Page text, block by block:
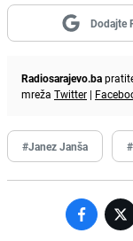
Dodajte
Radiosarajevo.ba
mreža Twitter |
#Janez Janša